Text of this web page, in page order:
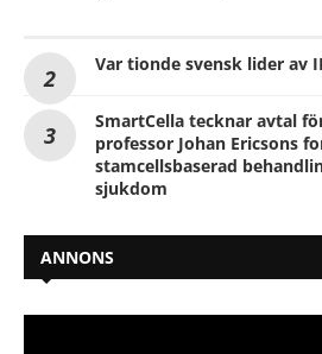
Var tionde svensk lider av
SmartCella tecknar avtal
professor Johan Ericsons
stamcellsbaserad
sjukdom
ANNONS